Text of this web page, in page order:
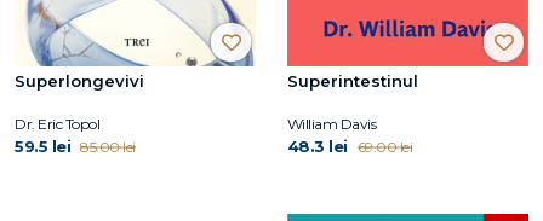
Superlongevivi
Dr. Eric Topol
59.5 lei 85.00 lei
Superintestinul
William Davis
48.3 lei 69.00 lei